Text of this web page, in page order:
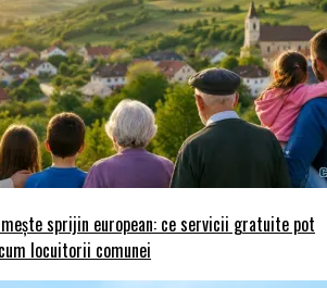
sprijin european: ce servicii gratuite pot
locuitorii comunei